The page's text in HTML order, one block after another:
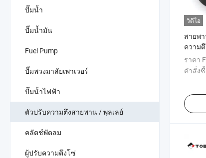
ปั๊มน้ำ
ปั๊มน้ำมัน
Fuel Pump
ปั๊มพวงมาลัยเพาเวอร์
ปั๊มน้ำไฟฟ้า
ตัวปรับความตึงสายพาน / พุลเลย์
คลัตช์พัดลม
ผู้ปรับความตึงโซ่
วิดีโอ
สายพ
ความ
1.1/
ราคา
คำสั่ง